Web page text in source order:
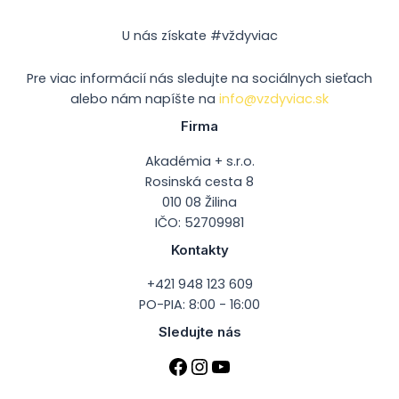
U nás získate #vždyviac
Pre viac informácií nás sledujte na sociálnych sieťach
alebo nám napíšte na info@vzdyviac.sk
Firma
Akadémia + s.r.o.
Rosinská cesta 8
010 08 Žilina
IČO: 52709981
Kontakty
+421 948 123 609
PO-PIA: 8:00 - 16:00
Sledujte nás